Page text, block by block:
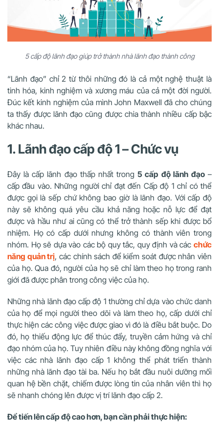
5 cấp độ lãnh đạo giúp trở thành nhà lãnh đạo thành công
“Lãnh đạo” chỉ 2 từ thôi những đó là cả một nghệ thuật là
tinh hóa, kinh nghiệm và xương máu của cả một đời người.
Đúc kết kinh nghiệm của mình John Maxwell đã cho chúng
ta thấy được lãnh đạo cũng được chia thành nhiều cấp bậc
khác nhau.
1. Lãnh đạo cấp độ 1 – Chức vụ
Đây là cấp lãnh đạo thấp nhất trong5 cấp độ lãnh đạo–
cấp đầu vào. Những người chỉ đạt đến Cấp độ 1 chỉ có thể
được gọi là sếp chứ không bao giờ là lãnh đạo. Với cấp độ
này sẽ không quá yêu cầu khả năng hoặc nỗ lực để đạt
được và hầu như ai cũng có thể trở thành sếp khi được bổ
nhiệm. Họ có cấp dưới nhưng không có thành viên trong
nhóm. Họ sẽ dựa vào các bộ quy tắc, quy định và các chức
năng quản trị, các chính sách để kiểm soát được nhân viên
của họ. Qua đó, người của họ sẽ chỉ làm theo họ trong ranh
giới đã được phân trong công việc của họ.
Những nhà lãnh đạo cấp độ 1 thường chỉ dựa vào chức danh
của họ để mọi người theo dõi và làm theo họ, cấp dưới chỉ
thực hiện các công việc được giao vì đó là điều bắt buộc. Do
đó, họ thiếu động lực để thúc đẩy, truyền cảm hứng và chỉ
đạo nhóm của họ. Tuy nhiên điều này không đồng nghĩa với
việc các nhà lãnh đạo cấp 1 không thể phát triển thành
những nhà lãnh đạo tài ba. Nếu họ bắt đầu nuôi dưỡng mối
quan hệ bền chặt, chiếm được lòng tin của nhân viên thì họ
sẽ nhanh chóng lên được vị trí lãnh đạo cấp 2.
Để tiến lên cấp độ cao hơn, bạn cần phải thực hiện: